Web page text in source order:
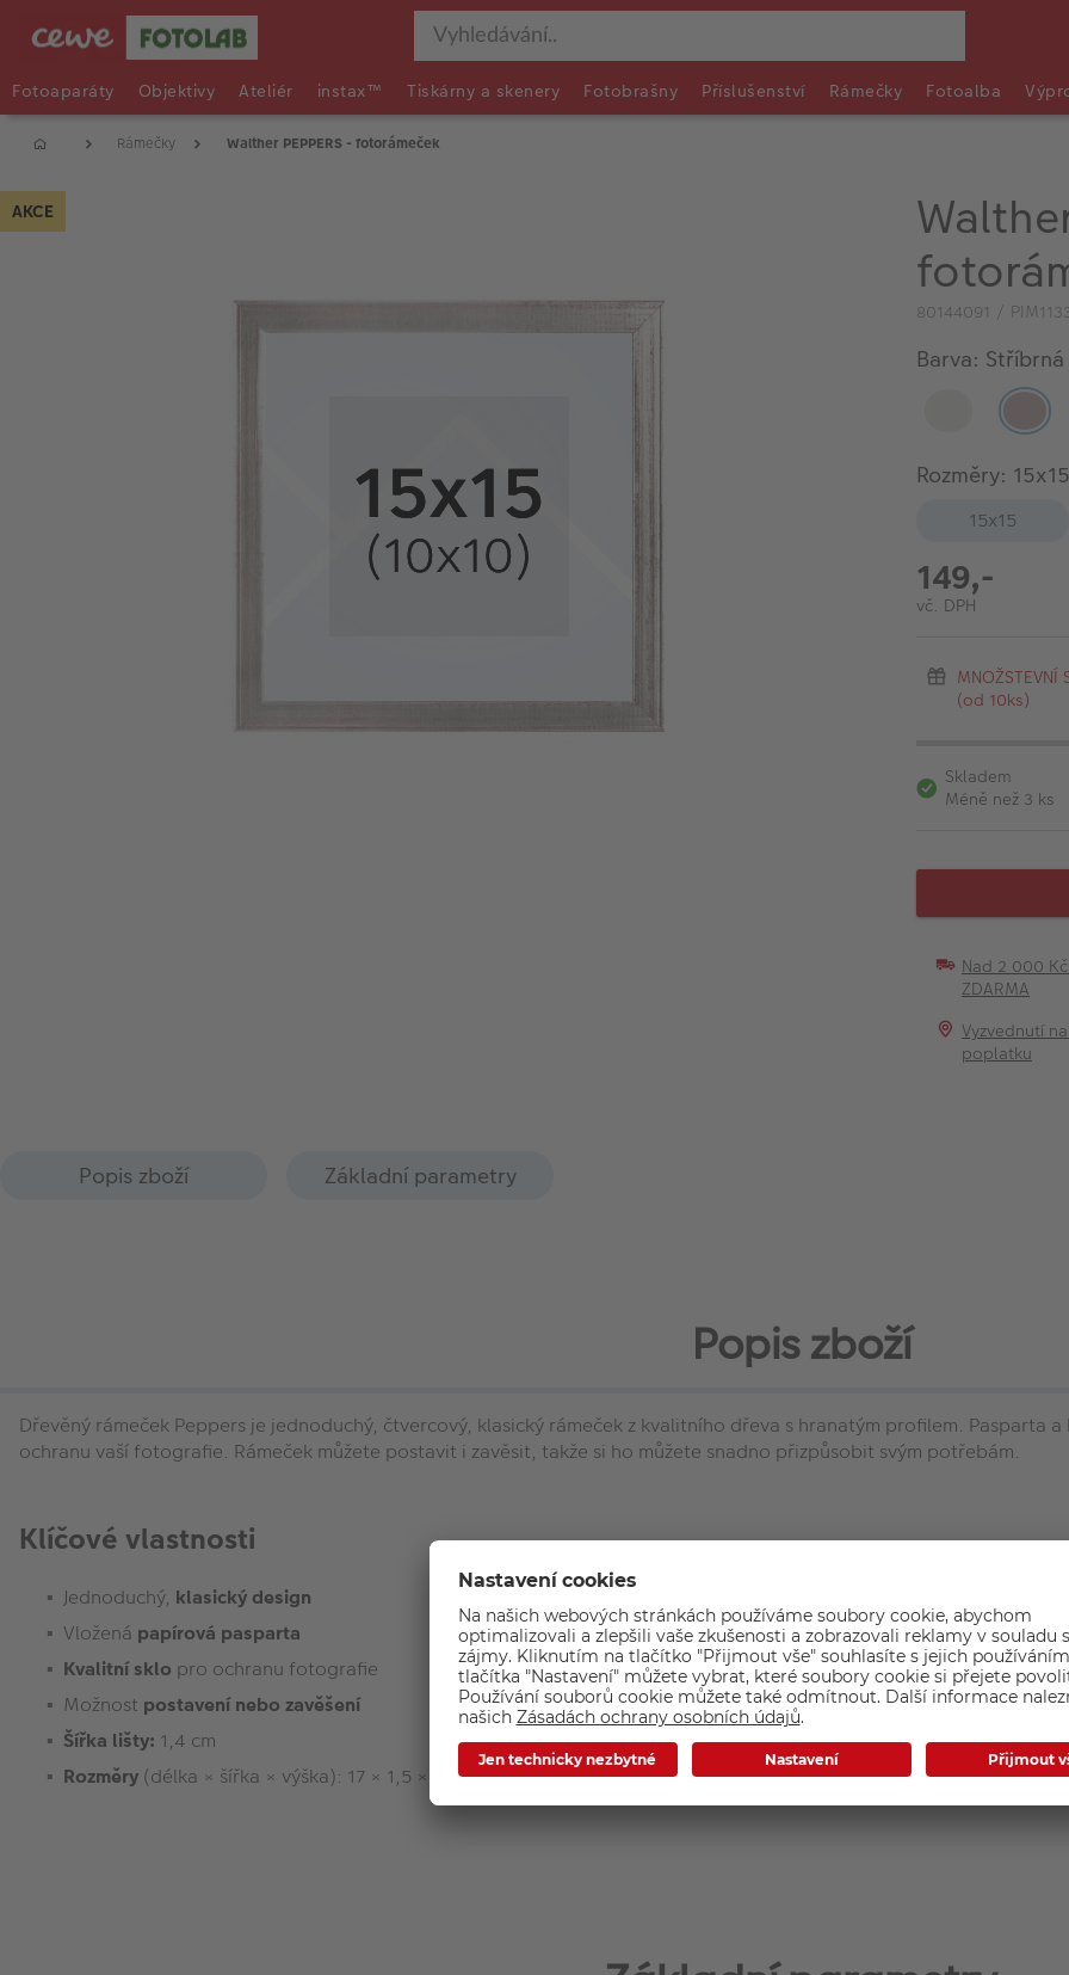
Fotoaparáty Objektivy Ateliér instax™ Tiskárny a skenery Fotobrašny Příslušenství Rámečky Fotoalba
Rámečky Walther PEPPERS - fotorámeček
AKCE
80144091 /
Barva: Stříbrná
Rozměry: 15x15
15x15
149,-
vč. DPH
(od 10ks)
Skladem
Méně než 3 ks
Nad 2 000 Kč
ZDARMA
Vyzvednutí
poplatku
Popis zboží Základní parametry
Popis zboží
Dřevěný rámeček Peppers je jednoduchý, čtvercový, klasický rámeček z kvalitního dřeva s hranatým profilem. Pasparta
ochranu vaší fotografie. Rámeček můžete postavit i zavěsit, takže si ho můžete snadno přizpůsobit svým potřebám.
Klíčové vlastnosti
Jednoduchý, klasický design
Vložená papírová pasparta
Kvalitní sklo pro ochranu fotografie
Možnost postavení nebo zavěšení
Šířka lišty: 1,4 cm
Rozměry (délka × šířka × výška): 17 × 1,5 × 17 cm